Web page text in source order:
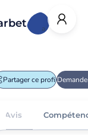
a
Partager ce profil
Avis